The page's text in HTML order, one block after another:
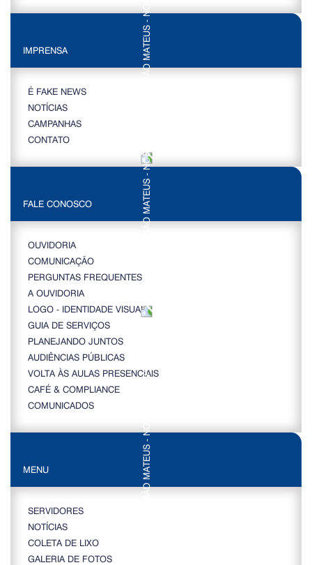
IMPRENSA
É FAKE NEWS
NOTÍCIAS
CAMPANHAS
CONTATO
FALE CONOSCO
OUVIDORIA
COMUNICAÇÃO
PERGUNTAS FREQUENTES
A OUVIDORIA
LOGO - IDENTIDADE VISUAL
GUIA DE SERVIÇOS
PLANEJANDO JUNTOS
AUDIÊNCIAS PÚBLICAS
VOLTA ÀS AULAS PRESENCIAIS
CAFÉ & COMPLIANCE
COMUNICADOS
MENU
SERVIDORES
NOTÍCIAS
COLETA DE LIXO
GALERIA DE FOTOS